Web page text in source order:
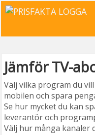
Jämför TV-
Välj vilka program du
mobilen och spara
Se hur mycket du kan
leverantör och
Välj hur många kanaler